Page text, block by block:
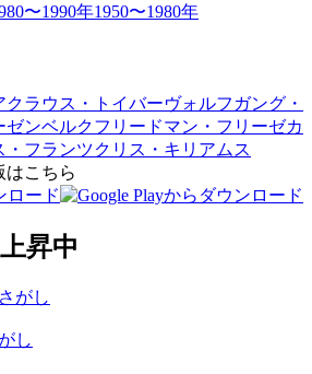
〜1990年1950〜1980年
クラウス・トイバーヴォルフガング・
ゼンベルクフリードマン・フリーゼカ
・フランツクリス・キリアムス
はこちら
昇中
し